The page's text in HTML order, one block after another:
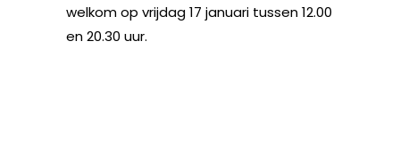
welkom op vrijdag 17 januari tussen 12.00
en 20.30 uur.